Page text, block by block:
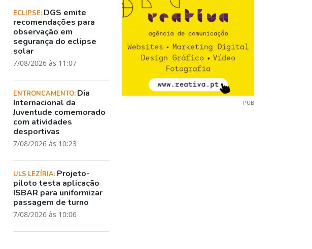
ECLIPSE: DGS emite
recomendações para
observação em
segurança do eclipse
solar
7/08/2026 às 11:07
ENTRONCAMENTO: Dia
Internacional da
Juventude comemorado
com atividades
desportivas
7/08/2026 às 10:23
ULS LEZÍRIA: Projeto-
piloto testa aplicação
ISBAR para uniformizar
passagem de turno
7/08/2026 às 10:06
PUB